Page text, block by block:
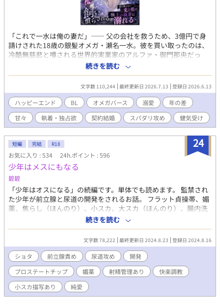
「これで一水は俺の妻だ」―― 父の会社を救うため、3億円で身
請けされた18歳の銀髪オメガ・瀬名一水。彼を買い取ったのは、
冷酷無慈悲と噂される世界的実業家のアルファ・御門那央だっ
た。 愛人か、子を産むための道具として買われたはずが、激しく
抱かれた翌朝に突きつけられたのは、まさかの『婚姻届』！？
「逃がさない。お前は俺の檻で生きろ」 絶対的な支配者からの宣
告。けれど、短い命令口調とは裏腹に、触れる手つきに滲む不器
用な優しさと熱情に、一水の心は次第に絆されていく。 単なる
「所有物」として買われたオメガが、孤独な捕食者の心を溶か
し、やがて唯一無二の番として並び立つまでの物語。 絶対的支配
から極上の溺愛へ。執着オメガバース開幕！
続きを読む
文字数 110,244 最終更新日 2026.7.13 登録日 2026.6.13
ハッピーエンド BL オメガバース 溺愛
年の差
甘々
執着・独占欲 契約結婚 スパダリ攻め 健気受け
24
短編 完結 R18
お気に入り : 534 24h.ポイント : 596
少年はメスにもなる
碧碧
「少年はオスになる」の続編です。単体でも読めます。 監禁され
た少年が前立腺と尿道の開発をされるお話。 フラット貞操帯、媚
薬、焦らし（ほんのり）、小スカ、大スカ（ほんのり）、腸内洗
浄、メスイキ、エネマグラ、連続絶頂、前立腺責め、尿道責め、
亀頭責め（ほんのり）、プロステートチップ、攻めに媚薬、攻め
の射精我慢、攻め喘ぎ（押し殺し系）、見られながらの性行為な
どがあります。 挿入ありです。本編では調教師×ショタ、調教師
×ショタ×モブショタの3Pもありますので閲覧ご注意ください。
番外編では全て小スカでの絶頂があり、とにかくラブラブ甘々恋
人セックスしています。堅物おじさん調教師がすっかり溺愛攻め
となりました。 早熟→恋人セックス。受けに煽られる攻め。受け
が飲精します。 成熟→調教プレイ。乳首責めや射精我慢、オナホ
続きを読む
文字数 78,222 最終更新日 2024.8.23 登録日 2024.8.16
ショタ 前立腺責め 尿道攻め
開発
プロステートチップ
媚薬 射精管理あり
快楽調教
小スカ描写あり
純愛